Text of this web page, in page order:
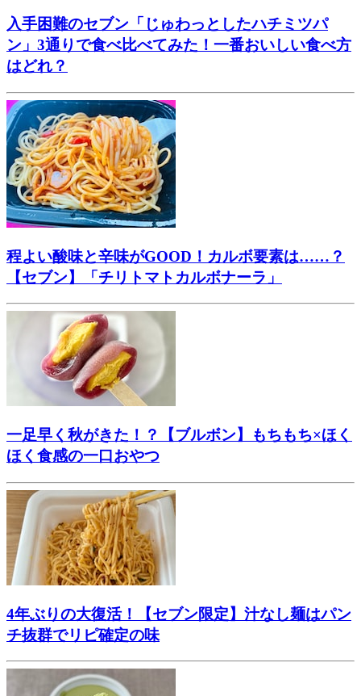
入手困難のセブン「じゅわっとしたハチミツパ
ン」3通りで食べ比べてみた！一番おいしい食べ方
はどれ？
程よい酸味と辛味がGOOD！カルボ要素は……？
【セブン】「チリトマトカルボナーラ」
一足早く秋がきた！？【ブルボン】もちもち×ほく
ほく食感の一口おやつ
4年ぶりの大復活！【セブン限定】汁なし麺はパン
チ抜群でリピ確定の味